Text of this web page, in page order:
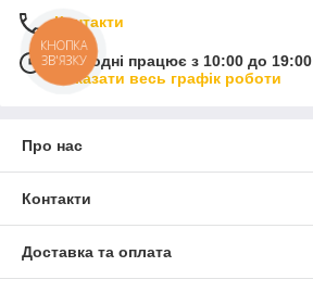
Контакти
Сьогодні працює з 10:00 до 19:00
Показати весь графік роботи
Про нас
Контакти
Доставка та оплата
КНОПКА
ЗВ'ЯЗКУ